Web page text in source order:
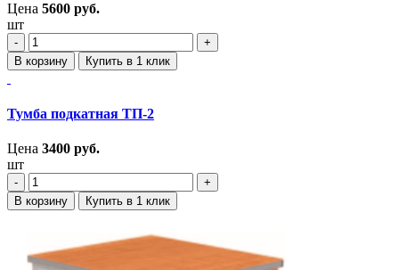
Цена 5600 руб.
шт
‐
+
В корзину
Купить в 1 клик
Тумба подкатная ТП-2
Цена 3400 руб.
шт
‐
+
В корзину
Купить в 1 клик